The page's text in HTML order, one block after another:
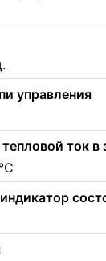
управления
ток в